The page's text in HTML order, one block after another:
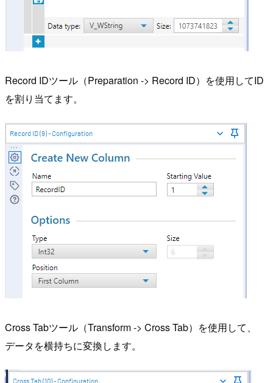
Record IDツール（Preparation -> Record ID）を使用してID
を割り当てます。
Cross Tabツール（Transform -> Cross Tab）を使用して、
データを横持ちに変換します。